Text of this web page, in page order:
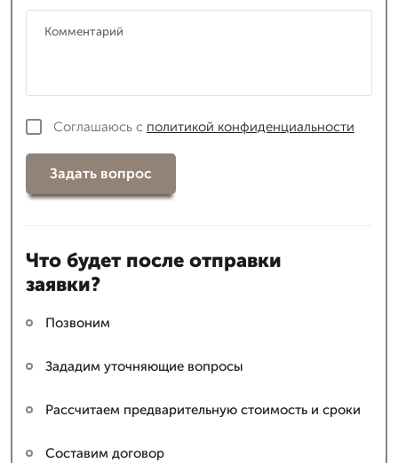
Соглашаюсь с политикой конфиденциальности
Задать вопрос
Что будет после отправки
заявки?
Позвоним
Зададим уточняющие вопросы
Рассчитаем предварительную стоимость и сроки
Составим договор